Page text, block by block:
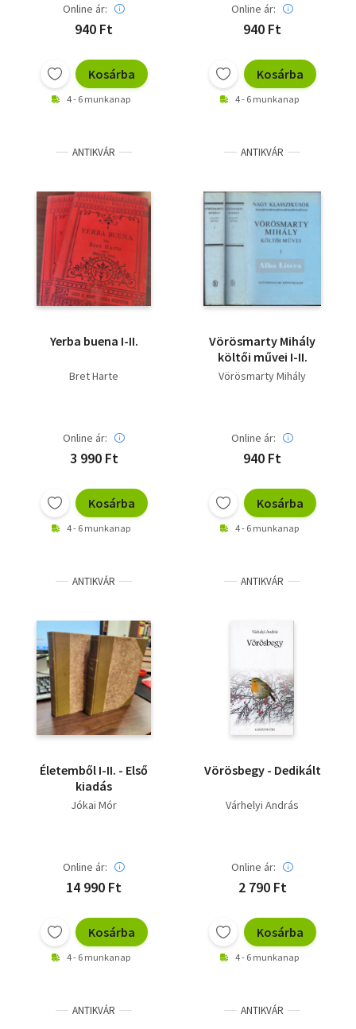
Online ár:
940 Ft
Kosárba
4 - 6 munkanap
Online ár:
940 Ft
Kosárba
4 - 6 munkanap
ANTIKVÁR
Yerba buena I-II.
Bret Harte
Online ár:
3 990 Ft
Kosárba
4 - 6 munkanap
ANTIKVÁR
Vörösmarty Mihály
költői művei I-II.
Vörösmarty Mihály
Online ár:
940 Ft
Kosárba
4 - 6 munkanap
ANTIKVÁR
Életemből I-II. - Első
kiadás
Jókai Mór
Online ár:
14 990 Ft
Kosárba
4 - 6 munkanap
ANTIKVÁR
Vörösbegy - Dedikált
Várhelyi András
Online ár:
2 790 Ft
Kosárba
4 - 6 munkanap
ANTIKVÁR ANTIKVÁR